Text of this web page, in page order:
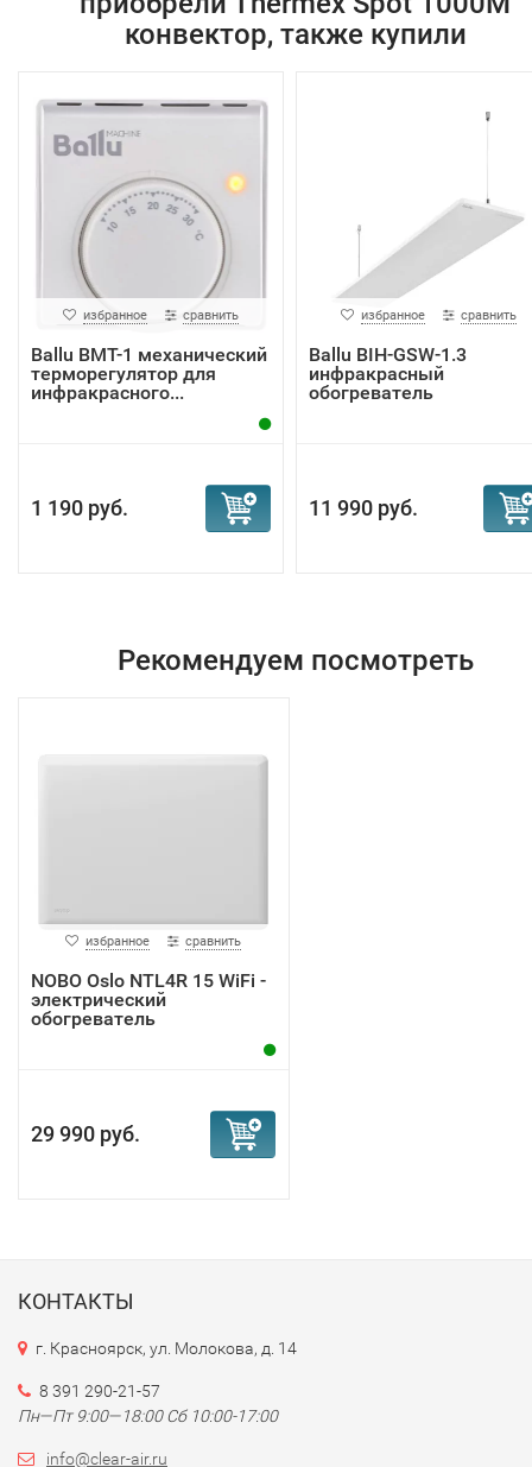
конвектор, также купили
избранное сравнить
Ballu BMT-1 механический
терморегулятор для
инфракрасного...
1 190 руб.
избранное сравнить
Ballu BIH-GSW-1.3
инфракрасный
обогреватель
11 990 руб.
Рекомендуем посмотреть
избранное сравнить
NOBO Oslo NTL4R 15 WiFi -
электрический
обогреватель
29 990 руб.
КОНТАКТЫ
г. Красноярск, ул. Молокова, д. 14
8 391 290-21-57
Пн—Пт 9:00—18:00 Сб 10:00-17:00
info@clear-air.ru